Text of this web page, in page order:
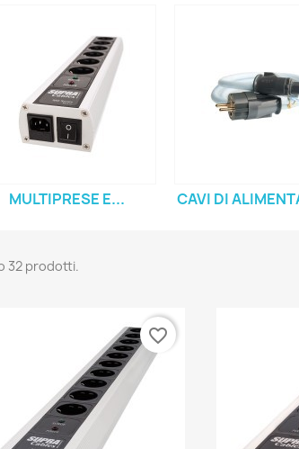
MULTIPRESE E... CAVI DI
32 prodotti.
favorite_border